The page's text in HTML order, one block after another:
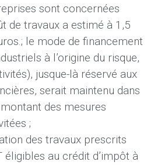
sont concernées
de travaux a estimé à 1,5
le mode de financement
à l’origine du risque,
jusque-là réservé aux
serait maintenu dans
des mesures
;
des travaux prescrits
éligibles au crédit d’impôt à